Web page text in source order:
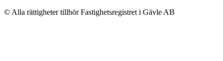
© Alla rättigheter tillhör Fastighetsregistret i Gävle AB